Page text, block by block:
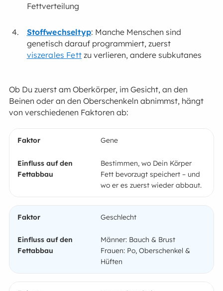
Fettverteilung
Stoffwechseltyp: Manche Menschen sind
genetisch darauf programmiert, zuerst
viszerales Fettzu verlieren, andere subkutanes
Ob Du zuerst am Oberkörper, im Gesicht, an den
Beinen oder an den Oberschenkeln abnimmst, hängt
von verschiedenen Faktoren ab:
Gene
Bestimmen, wo Dein Körper
Fett bevorzugt speichert – und
wo er es zuerst wieder abbaut.
Geschlecht
Männer: Bauch & Brust
Frauen: Po, Oberschenkel &
Hüften